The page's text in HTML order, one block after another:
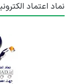
نماد اعتماد